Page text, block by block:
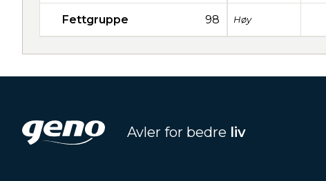
Fettgruppe 98 Høy
Avler for bedre liv